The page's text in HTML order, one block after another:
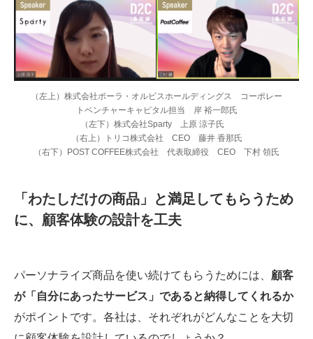
（左上）株式会社ポーラ・オルビスホールディングス コーポレー
トベンチャーキャピタル担当 岸 裕一郎氏
（左下）株式会社Sparty 上原 涼子氏
（右上）トリコ株式会社 CEO 藤井 香那氏
（右下）POST COFFEE株式会社 代表取締役 CEO 下村 領氏
「わたしだけの商品」と満足してもらうため
に、顧客体験の設計を工夫
パーソナライズ商品を使い続けてもらうためには、 顧客
が「自分にあったサービス」であると納得してくれるか
がポイントです。各社は、それぞれがどんなことを大切